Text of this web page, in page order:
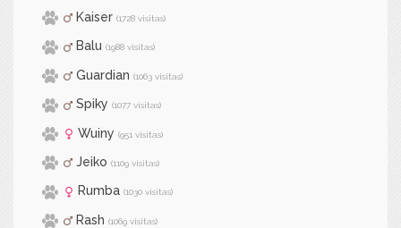
Kaiser (1728 visitas)
Balu (1988 visitas)
Guardian (1063 visitas)
Spiky (1077 visitas)
Wuiny (951 visitas)
Jeiko (1109 visitas)
Rumba (1030 visitas)
Rash (1069 visitas)